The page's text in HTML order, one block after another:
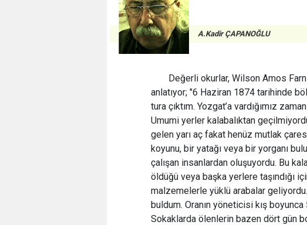
A.Kadir ÇAPANOĞLU
Değerli okurlar, Wilson Amos
anlatıyor; "6 Haziran 1874 tarihinde
tura çıktım. Yozgat’a vardığımız
Umumi yerler kalabalıktan
gelen yarı aç fakat henüz mutlak
koyunu, bir yatağı veya bir yorganı
çalışan insanlardan oluşuyordu. Bu
öldüğü veya başka yerlere taşındığı
malzemelerle yüklü arabalar
buldum. Oranın yöneticisi kış
Sokaklarda ölenlerin bazen dört gün